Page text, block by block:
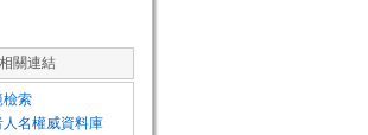
相關連結
檢索
名權威資料庫